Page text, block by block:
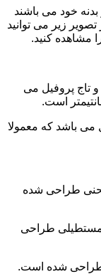
خود می باشند
می باشد.در تصویر زیر می توانید
مشاهده کنید.
تاج پروفیل می
می باشد که معمولا
طراحی شده
مستطیلی طراحی